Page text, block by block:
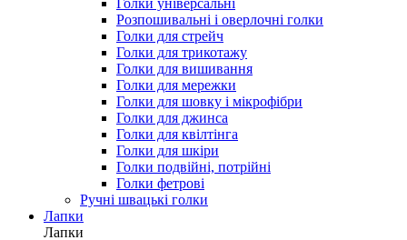
Голки універсальні
Розпошивальні і оверлочні голки
Голки для стрейч
Голки для трикотажу
Голки для вишивання
Голки для мережки
Голки для шовку і мікрофібри
Голки для джинса
Голки для квілтінга
Голки для шкіри
Голки подвійні, потрійні
Голки фетрові
Ручні швацькі голки
Лапки
Лапки